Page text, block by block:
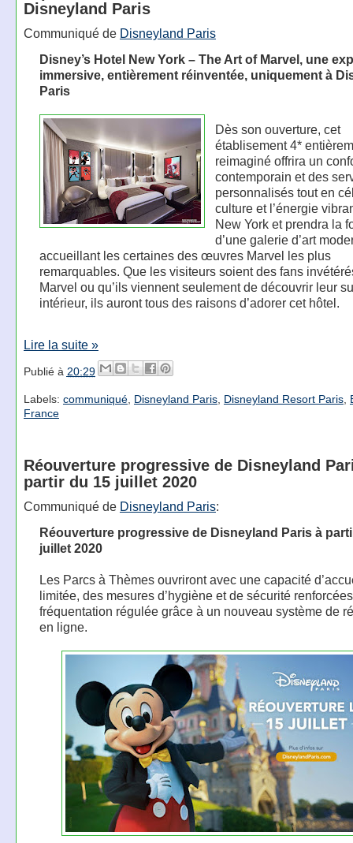
Disneyland Paris
Communiqué de Disneyland Paris
Disney’s Hotel New York – The Art of Marvel, une
immersive, entièrement réinventée, uniquement à
Paris
Dès son ouverture, cet
établisement 4*
reimaginé offrira un
contemporain et des
personnalisés tout en
culture et l’énergie
New York et prendra la
d’une galerie d’art
accueillant les certaines des œuvres Marvel les plus
remarquables. Que les visiteurs soient des fans
Marvel ou qu’ils viennent seulement de découvrir leur
intérieur, ils auront tous des raisons d’adorer cet hôtel.
Lire la suite »
Publié à 20:29
Labels: communiqué, Disneyland Paris, Disneyland Resort Paris,
France
Réouverture progressive de Disneyland
partir du 15 juillet 2020
Communiqué de Disneyland Paris:
Réouverture progressive de Disneyland Paris à
juillet 2020
Les Parcs à Thèmes ouvriront avec une capacité
limitée, des mesures d’hygiène et de sécurité
fréquentation régulée grâce à un nouveau système de
en ligne.